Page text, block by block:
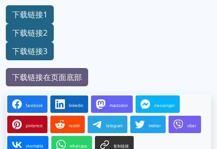
下载链接1
下载链接2
下载链接3
下载链接在页面底部
facebook linkedin mastodon messenger
pinterest reddit telegram twitter viber
vkontakte whatsapp 复制链接